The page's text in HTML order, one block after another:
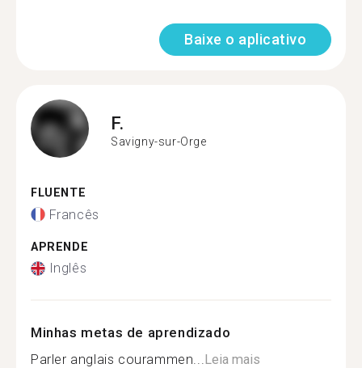
Baixe o aplicativo
F.
Savigny-sur-Orge
FLUENTE
Francês
APRENDE
Inglês
Minhas metas de aprendizado
Parler anglais courammen...Leia mais